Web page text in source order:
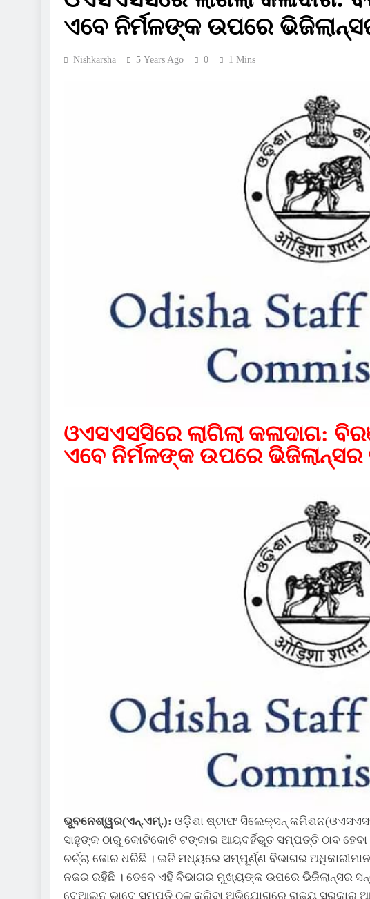
ଏବେ ନିର୍ମଳଙ୍କ ଉପରେ
Nishkarsha 5 Years Ago 0 1 Mins
ଓଏସଏସସିରେ ଲାଗିଲା କଳାଦାଗ:
ଏବେ ନିର୍ମଳଙ୍କ ଉପରେ
ଭୁବନେଶ୍ୱର(ଏନ୍‍.ଏମ୍‍.): ଓଡ଼ିଶା ଷ୍ଟାଫ ସିଲେକ୍ସନ୍
ସାହୁଙ୍କ ଠାରୁ କୋଟିକୋଟି ଟଙ୍କାର ଆୟବର୍ହିଭୁତ ସମ୍ପତ୍ତି ଠାବ
ଚର୍ଚ୍ଚା ଜୋର ଧରିଛି । ଇତି ମଧ୍ୟରେ ସମ୍ପୂର୍ଣ୍ଣ ବିଭାଗର
ନଜର ରହିଛି । ତେବେ ଏହି ବିଭାଗର ମୁଖ୍ୟଙ୍କ ଉପରେ ଭିଜିଲାନ୍ସର
ବେଆଇନ ଭାବେ ସମ୍ପତି ଠୁଳ କରିବା ଅଭିଯୋଗରେ ରାଜ୍ୟ ସରକାର